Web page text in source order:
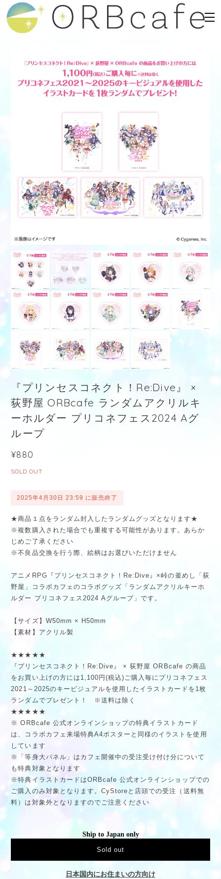
『プリンセスコネクト！Re:Dive』 ×
荻野屋 ORBcafe ランダムアクリルキ
ーホルダー プリコネフェス2024 Aグ
ループ
¥880
SOLD OUT
2025年4月30日 23:59 に販売終了
★商品１点をランダム封入したランダムグッズとなります★
※複数購入された場合でも重複する可能性があります。あらか
じめご了承ください
※不良品交換を行う際、絵柄はお選びいただけません
アニメRPG『プリンセスコネクト！Re:Dive』×峠の釜めし「荻
野屋」コラボカフェのコラボグッズ「ランダムアクリルキーホ
ルダー プリコネフェス2024 Aグループ」です。
【サイズ】W50mm × H50mm
【素材】アクリル製
★★★★★
『プリンセスコネクト！Re:Dive』 × 荻野屋 ORBcafe の商品
をお買い上げの方には1,100円(税込)ご購入毎にプリコネフェス
2021～2025のキービジュアルを使用したイラストカードを1枚
ランダムでプレゼント！ ※送料は除く
★★★★★
※ ORBcafe 公式オンラインショップの特典イラストカード
は、コラボカフェ来場特典A4ポスターと同様のイラストを使用
しています
※「等身大パネル」はカフェ開催中の受注受け付け分について
も特典対象となります
※特典イラストカードはORBcafe 公式オンラインショップでの
ご購入のみ対象となります。CyStoreと店頭での受注（送料無
料）は対象外となりますのでご注意ください
Ship to Japan only
Sold out
日本国内にお住まいの方向け